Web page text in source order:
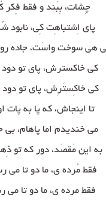
چِشات، بِبَند و فقط فِکر
پای اِشتباهِت کِی،
هی سوخت واسَت، جاده
کی خاکسترش، پای تو
کی خاکِستَرِش، پای تو
تا اینجاش، که پا به پات
می خندیدم اما پاهام،
به این مَقصَد، دور که تو
فقط مُرده ی، ما دو تا می
فقط مرده ی، ما دو تا می